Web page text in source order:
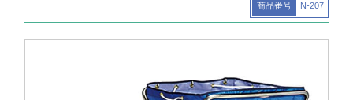
商品番号 N-207